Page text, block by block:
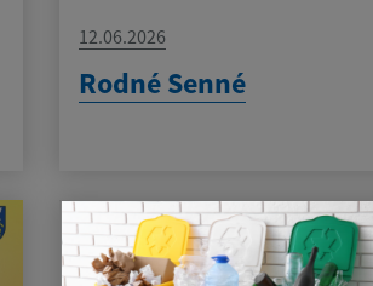
12.06.2026
Rodné Senné